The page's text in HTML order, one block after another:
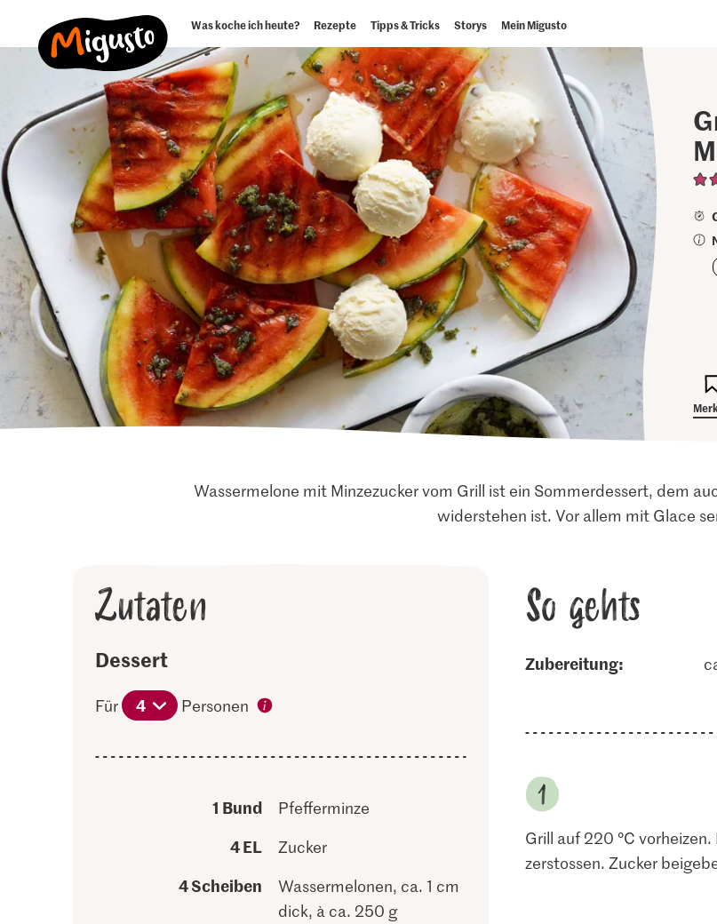
Was koche ich heute? Rezepte Tipps & Tricks Storys Mein Migusto
Wassermelone mit Minzezucker vom Grill ist ein Sommerdessert, dem
widerstehen ist. Vor allem mit Glace
Zutaten
Dessert
Für 4 Personen
1 Bund Pfefferminze
4 EL Zucker
4 Scheiben
Wassermelonen, ca. 1 cm
dick, à ca. 250 g
So gehts
Zubereitung:
Grill auf 220 °C
zerstossen. Zucker